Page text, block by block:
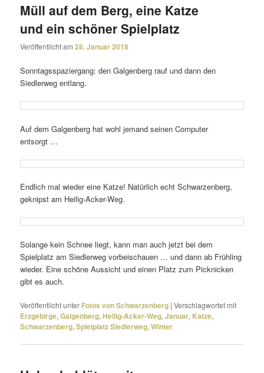
Müll auf dem Berg, eine Katze
und ein schöner Spielplatz
Veröffentlicht am28. Januar 2018
Sonntagsspaziergang: den Galgenberg rauf und dann den
Siedlerweg entlang.
Auf dem Galgenberg hat wohl jemand seinen Computer
entsorgt …
Endlich mal wieder eine Katze! Natürlich echt Schwarzenberg,
geknipst am Heilig-Acker-Weg.
Solange kein Schnee liegt, kann man auch jetzt bei dem
Spielplatz am Siedlerweg vorbei­schauen … und dann ab Frühling
wieder. Eine schöne Aussicht und einen Platz zum Picknicken
gibt es auch.
Veröffentlicht unter Fotos von Schwarzenberg |Verschlagwortet mit
Erzgebirge,Galgenberg,Heilig-Acker-Weg,Januar, Katze,
Schwarzenberg,Spielplatz Siedlerweg,Winter